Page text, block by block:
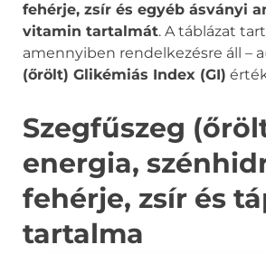
fehérje, zsír és egyéb ásványi
vitamin tartalmát. A táblázat
amennyiben rendelkezésre áll –
(őrölt) Glikémiás Index (GI)
Szegfűszeg
energia,
fehérje, zsír és
tartalma